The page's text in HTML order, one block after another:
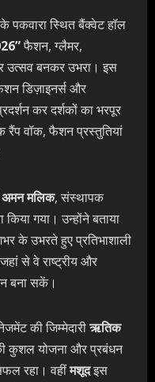
पकवारा स्थित बैंक्वेट हॉल
फैशन, ग्लैमर,
उत्सव बनकर उभरा। इस
डिज़ाइनर्स और
कर दर्शकों का भरपूर
रैंप वॉक, फैशन प्रस्तुतियां
अमन मलिक, संस्थापक
किया गया। उन्होंने बताया
के उभरते हुए प्रतिभाशाली
से वे राष्ट्रीय और
बना सकें।
की जिम्मेदारीऋतिक
कुशल योजना और प्रबंधन
रहा। वहींमशूदइस